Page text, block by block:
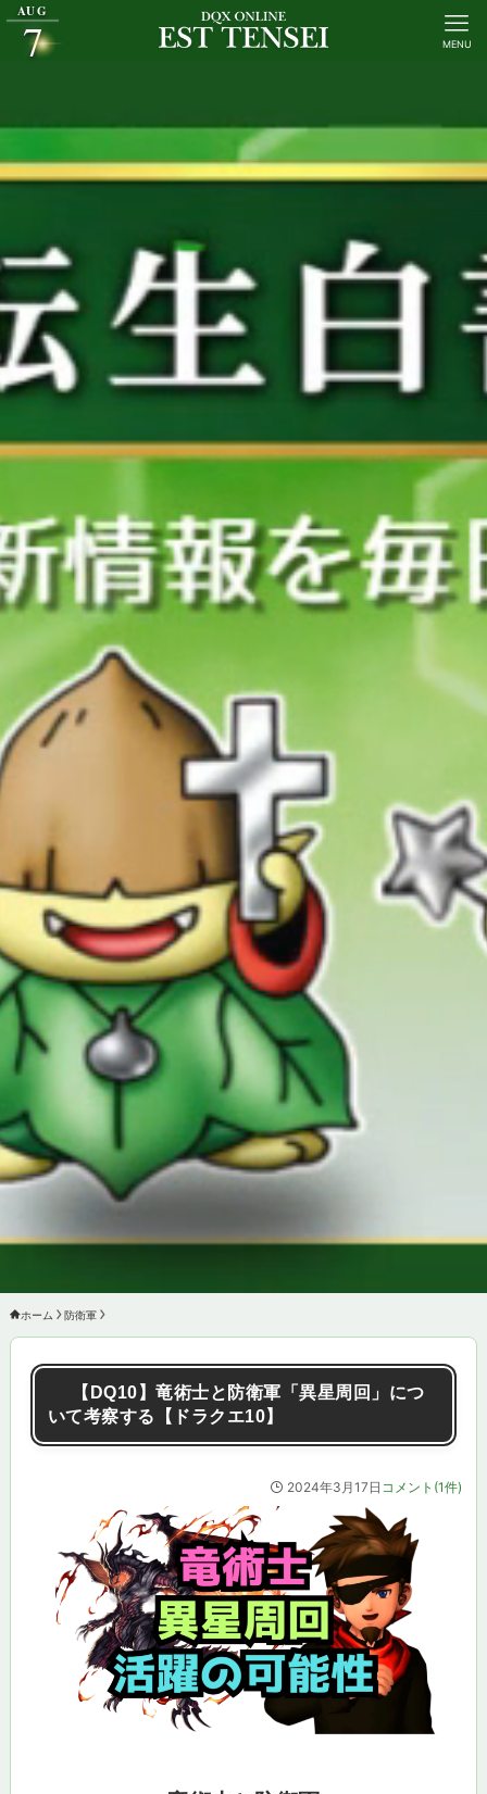
X
MENU
AUG
7
ホーム 防衛軍
【DQ10】竜術士と防衛軍「異星周回」につ
いて考察する【ドラクエ10】
2024年3月17日 コメント(1件)